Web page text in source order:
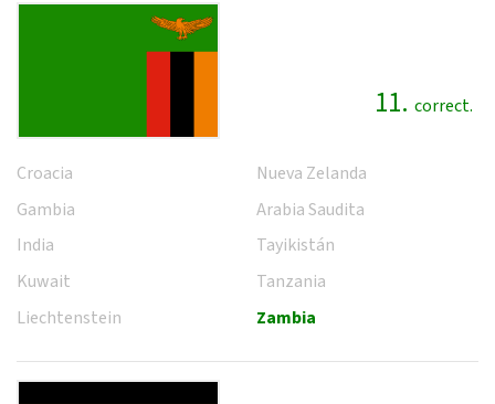
11. correct.
Croacia
Gambia
India
Kuwait
Liechtenstein
Nueva Zelanda
Arabia Saudita
Tayikistán
Tanzania
Zambia